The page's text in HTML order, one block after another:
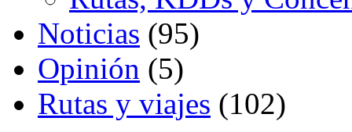
Noticias (95)
Opinión (5)
Rutas y viajes (102)